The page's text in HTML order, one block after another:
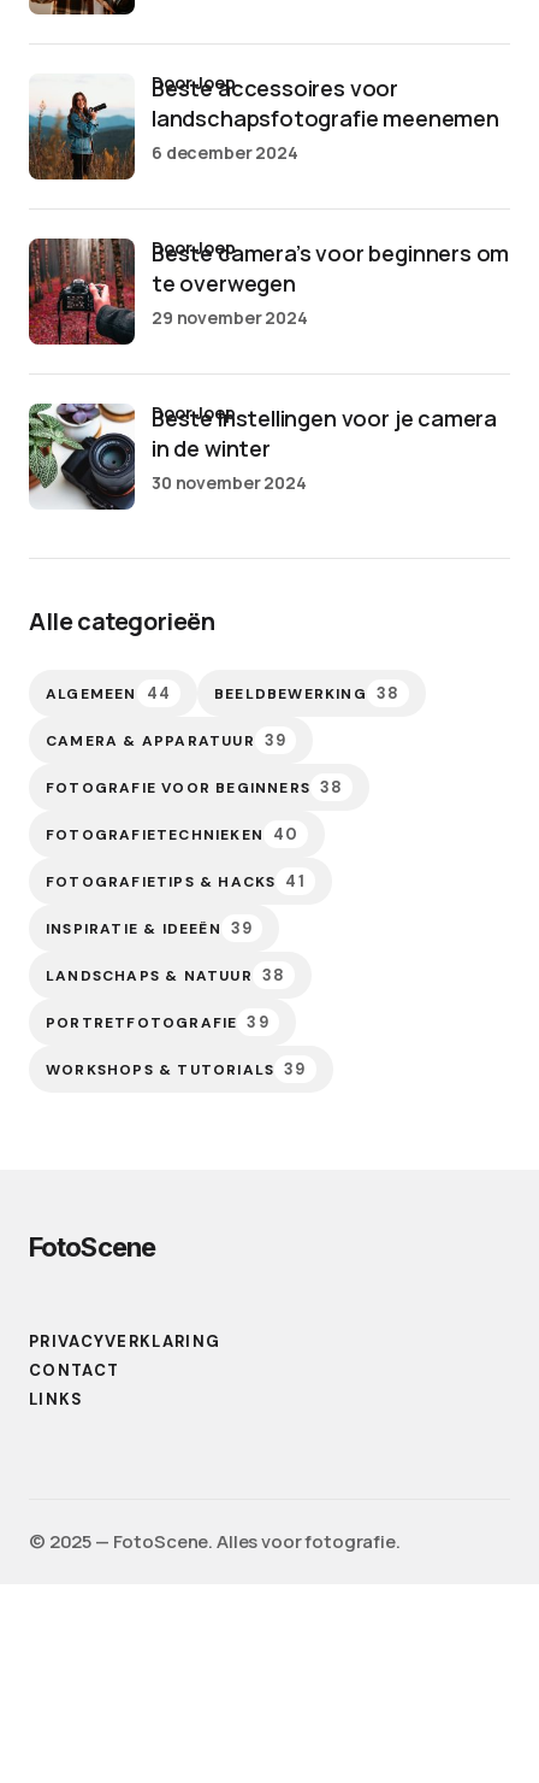
Beste accessoires voor
landschapsfotografie meenemen
door Joep
6 december 2024
Beste camera’s voor beginners om
te overwegen
door Joep
29 november 2024
Beste instellingen voor je camera
in de winter
door Joep
30 november 2024
Alle categorieën
ALGEMEEN 44 BEELDBEWERKING 38
CAMERA & APPARATUUR 39
FOTOGRAFIE VOOR BEGINNERS 38
FOTOGRAFIETECHNIEKEN 40
FOTOGRAFIETIPS & HACKS 41
INSPIRATIE & IDEEËN 39
LANDSCHAPS & NATUUR 38
PORTRETFOTOGRAFIE 39
WORKSHOPS & TUTORIALS 39
FotoScene
PRIVACYVERKLARING
CONTACT
LINKS
©️ 2025 — FotoScene. Alles voor fotografie.